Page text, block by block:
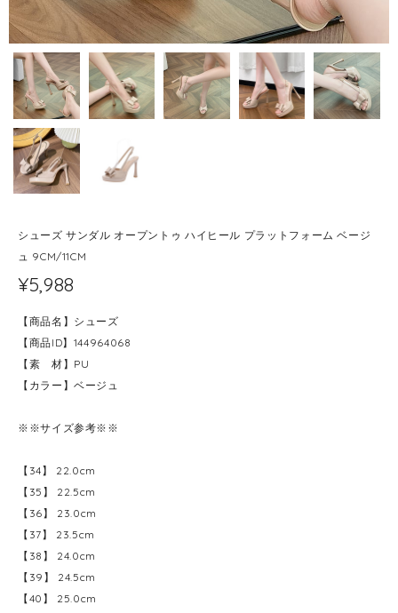
シューズ サンダル オープントゥ ハイヒール プラットフォーム ベージ
ュ 9CM/11CM
¥5,988
【商品名】シューズ
【商品ID】144964068
【素 材】PU
【カラー】ベージュ
※※サイズ参考※※
【34】 22.0cm
【35】 22.5cm
【36】 23.0cm
【37】 23.5cm
【38】 24.0cm
【39】 24.5cm
【40】 25.0cm